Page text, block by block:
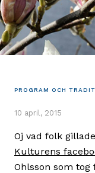
PROGRAM OCH
10 april, 2015
Oj vad folk
Kulturens
Ohlsson som tog